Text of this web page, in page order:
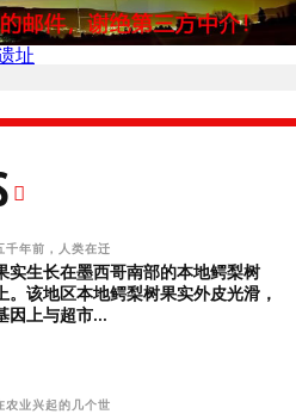
址
千年前，人类在迁
实生长在墨西哥南部的本地鳄梨树
。该地区本地鳄梨树果实外皮光滑，
因上与超市...
农业兴起的几个世